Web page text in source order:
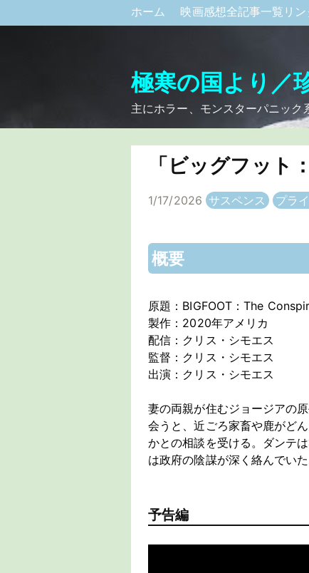
ホーム 映画感想全記事一覧リン
極寒の国より／
主にホラー、モンスターパニッ
「ビッグフッ
1/17/2026 サスペンス プラ
概要
原題：BIGFOOT：The
製作：2020年アメリカ
配信：クリス・シモエス
監督：クリス・シモエス
出演：クリス・シモエス
妻の両親が住むジョージアの
会うと、近ごろ家畜や鹿がど
かとの相談を受ける。ダンテ
は政府の陰謀が深く絡んでい
予告編